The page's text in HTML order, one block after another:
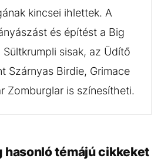
kincsei ihlettek. A
és építést a Big
sisak, az Üdítő
Szárnyas Birdie, Grimace
Zomburglar is színesítheti.
hasonló témájú cikkeket